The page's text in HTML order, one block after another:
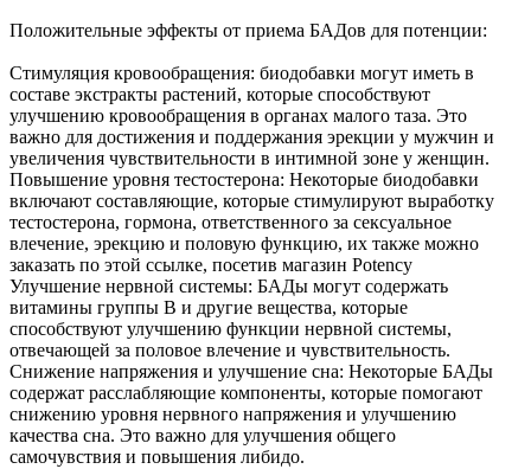
Положительные эффекты от приема БАДов для потенции:
Стимуляция кровообращения: биодобавки могут иметь в
составе экстракты растений, которые способствуют
улучшению кровообращения в органах малого таза. Это
важно для достижения и поддержания эрекции у мужчин и
увеличения чувствительности в интимной зоне у женщин.
Повышение уровня тестостерона: Некоторые биодобавки
включают составляющие, которые стимулируют выработку
тестостерона, гормона, ответственного за сексуальное
влечение, эрекцию и половую функцию, их также можно
заказать по этой ссылке, посетив магазин Potency
Улучшение нервной системы: БАДы могут содержать
витамины группы В и другие вещества, которые
способствуют улучшению функции нервной системы,
отвечающей за половое влечение и чувствительность.
Снижение напряжения и улучшение сна: Некоторые БАДы
содержат расслабляющие компоненты, которые помогают
снижению уровня нервного напряжения и улучшению
качества сна. Это важно для улучшения общего
самочувствия и повышения либидо.